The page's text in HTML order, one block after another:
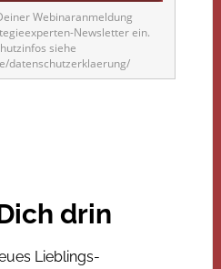
Webinaranmeldung
Newsletter ein.
siehe
datenschutzerklaerung/
drin
Lieblings-